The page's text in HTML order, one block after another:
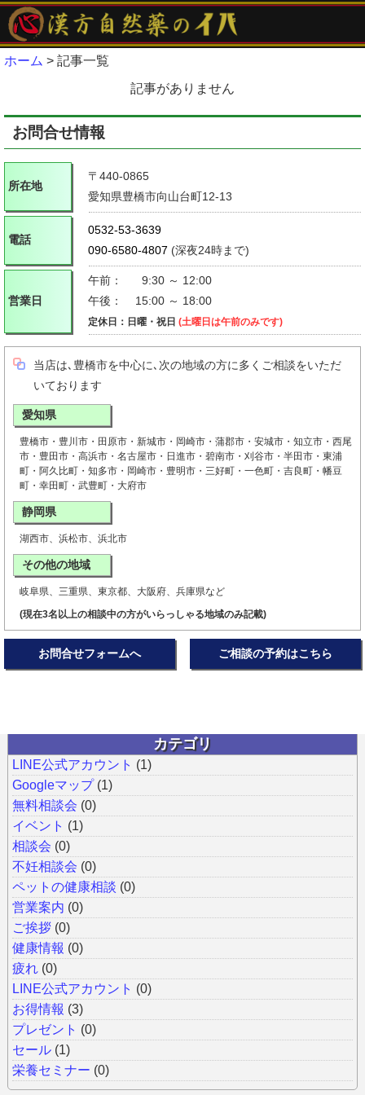
ホーム > 記事一覧
記事がありません
お問合せ情報
所在地
〒440-0865
愛知県豊橋市向山台町12-13
電話
0532-53-3639
090-6580-4807 (深夜24時まで)
営業日
午前：
9:30 ～ 12:00
午後：
15:00 ～ 18:00
定休日：日曜・祝日 (土曜日は午前のみです)
当店は､豊橋市を中心に､次の地域の方に多くご相談をいただ
いております
愛知県
豊橋市・豊川市・田原市・新城市・岡崎市・蒲郡市・安城市・知立市・西尾
市・豊田市・高浜市・名古屋市・日進市・碧南市・刈谷市・半田市・東浦
町・阿久比町・知多市・岡崎市・豊明市・三好町・一色町・吉良町・幡豆
町・幸田町・武豊町・大府市
静岡県
湖西市、浜松市、浜北市
その他の地域
岐阜県、三重県、東京都、大阪府、兵庫県など
(現在3名以上の相談中の方がいらっしゃる地域のみ記載)
お問合せフォームへ ご相談の予約はこちら
カテゴリ
LINE公式アカウント (1)
Googleマップ(1)
無料相談会 (0)
イベント (1)
相談会 (0)
不妊相談会 (0)
ペットの健康相談 (0)
営業案内 (0)
ご挨拶(0)
健康情報 (0)
疲れ(0)
LINE公式アカウント (0)
お得情報 (3)
プレゼント (0)
セール(1)
栄養セミナー (0)